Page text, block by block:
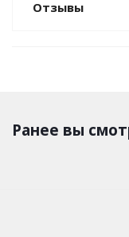
Отзывы
Ранее вы